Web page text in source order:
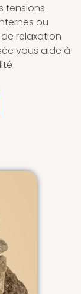
tensions
ou
relaxation
vous aide à